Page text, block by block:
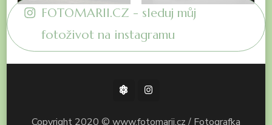
FOTOMARII.CZ - sleduj můj
fotoživot na instagramu
Copyright 2020 © www.fotomarii.cz / Fotografka